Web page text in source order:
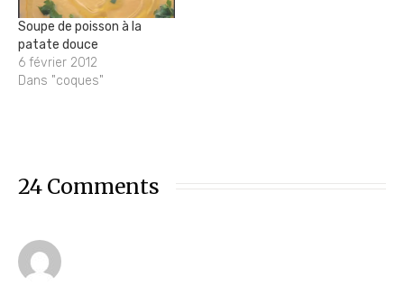
Soupe de poisson à la
patate douce
6 février 2012
Dans "coques"
24 Comments